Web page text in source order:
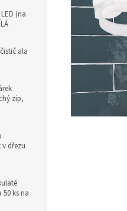
(na
ala
zip,
v dřezu
ks na